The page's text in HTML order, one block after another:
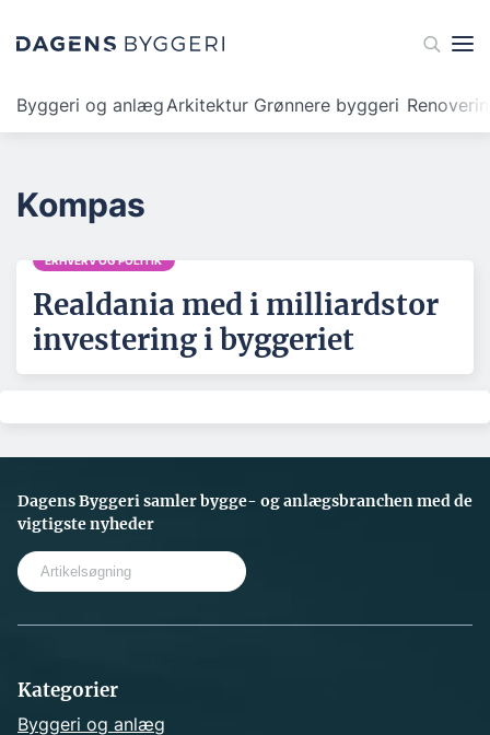
Byggeri og anlægArkitektur Grønnere byggeri
Kompas
ERHVERV OG POLITIK
Realdania med i milliardstor
investering i byggeriet
Dagens Byggeri samler bygge- og anlægsbranchen med de
vigtigste nyheder
Kategorier
Byggeri og anlæg